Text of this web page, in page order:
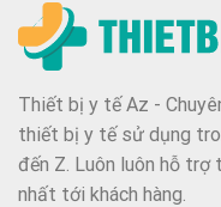
Thiết bị y tế Az -
thiết bị y tế sử dụng
đến Z. Luôn luôn hỗ
nhất tới khách hàng.